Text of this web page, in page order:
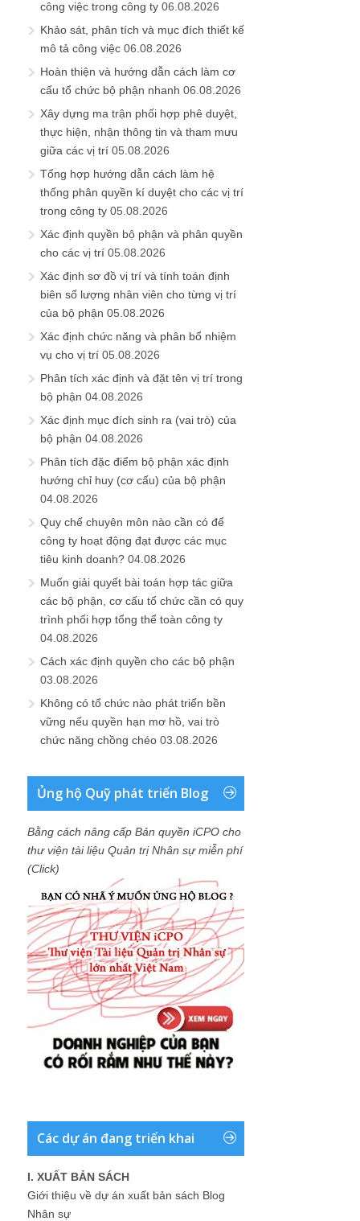
công việc trong công ty 06.08.2026
Khảo sát, phân tích và mục đích thiết kế
mô tả công việc 06.08.2026
Hoàn thiện và hướng dẫn cách làm cơ
cấu tổ chức bộ phận nhanh 06.08.2026
Xây dựng ma trận phối hợp phê duyệt,
thực hiện, nhận thông tin và tham mưu
giữa các vị trí 05.08.2026
Tổng hợp hướng dẫn cách làm hệ
thống phân quyền kí duyệt cho các vị trí
trong công ty 05.08.2026
Xác định quyền bộ phận và phân quyền
cho các vị trí 05.08.2026
Xác định sơ đồ vị trí và tính toán định
biên số lượng nhân viên cho từng vị trí
của bộ phận 05.08.2026
Xác định chức năng và phân bổ nhiệm
vụ cho vị trí 05.08.2026
Phân tích xác định và đặt tên vị trí trong
bộ phận 04.08.2026
Xác định mục đích sinh ra (vai trò) của
bộ phận 04.08.2026
Phân tích đặc điểm bộ phận xác định
hướng chỉ huy (cơ cấu) của bộ phận
04.08.2026
Quy chế chuyên môn nào cần có để
công ty hoạt động đạt được các mục
tiêu kinh doanh? 04.08.2026
Muốn giải quyết bài toán hợp tác giữa
các bộ phận, cơ cấu tổ chức cần có quy
trình phối hợp tổng thể toàn công ty
04.08.2026
Cách xác định quyền cho các bộ phận
03.08.2026
Không có tổ chức nào phát triển bền
vững nếu quyền hạn mơ hồ, vai trò
chức năng chồng chéo 03.08.2026
Ủng hộ Quỹ phát triển Blog
Bằng cách nâng cấp Bản quyền iCPO cho
thư viện tài liệu Quản trị Nhân sự miễn phí
(Click)
Các dự án đang triển khai
I. XUẤT BẢN SÁCH
Giới thiệu về dự án xuất bản sách Blog
Nhân sự